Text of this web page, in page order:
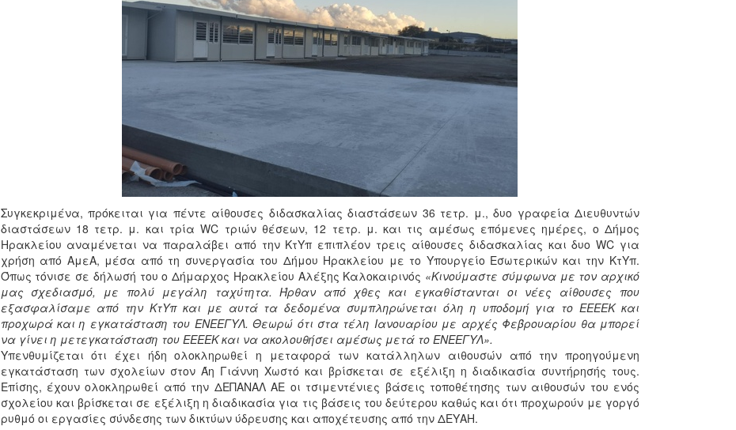
Συγκεκριμένα, πρόκειται για πέντε αίθουσες διδασκαλίας διαστάσεων 36 τετρ. μ., δυο γραφεία Διευθυντών
διαστάσεων 18 τετρ. μ. και τρία WC τριών θέσεων, 12 τετρ. μ. και τις αμέσως επόμενες ημέρες, ο Δήμος
Ηρακλείου αναμένεται να παραλάβει από την ΚτΥπ επιπλέον τρεις αίθουσες διδασκαλίας και δυο WC για
χρήση από ΑμεΑ, μέσα από τη συνεργασία του Δήμου Ηρακλείου με το Υπουργείο Εσωτερικών και την ΚτΥπ.
Όπως τόνισε σε δήλωσή του ο Δήμαρχος Ηρακλείου Αλέξης Καλοκαιρινός «Κινούμαστε σύμφωνα με τον αρχικό
μας σχεδιασμό, με πολύ μεγάλη ταχύτητα. Ήρθαν από χθες και εγκαθίστανται οι νέες αίθουσες που
εξασφαλίσαμε από την ΚτΥπ και με αυτά τα δεδομένα συμπληρώνεται όλη η υποδομή για το ΕΕΕΕΚ και
προχωρά και η εγκατάσταση του ΕΝΕΕΓΥΛ. Θεωρώ ότι στα τέλη Ιανουαρίου με αρχές Φεβρουαρίου θα μπορεί
να γίνει η μετεγκατάσταση του ΕΕΕΕΚ και να ακολουθήσει αμέσως μετά το ΕΝΕΕΓΥΛ».
Υπενθυμίζεται ότι έχει ήδη ολοκληρωθεί η μεταφορά των κατάλληλων αιθουσών από την προηγούμενη
εγκατάσταση των σχολείων στον Άη Γιάννη Χωστό και βρίσκεται σε εξέλιξη η διαδικασία συντήρησής τους.
Επίσης, έχουν ολοκληρωθεί από την ΔΕΠΑΝΑΛ ΑΕ οι τσιμεντένιες βάσεις τοποθέτησης των αιθουσών του ενός
σχολείου και βρίσκεται σε εξέλιξη η διαδικασία για τις βάσεις του δεύτερου καθώς και ότι προχωρούν με γοργό
ρυθμό οι εργασίες σύνδεσης των δικτύων ύδρευσης και αποχέτευσης από την ΔΕΥΑΗ.